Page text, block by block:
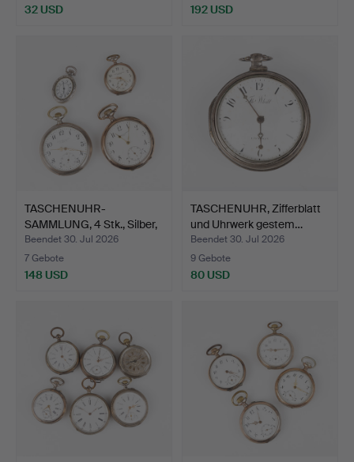
32 USD 192 USD
TASCHENUHR-
SAMMLUNG, 4 Stk., Silber,
Uhrma…
Beendet 30. Jul 2026
7 Gebote
148 USD
TASCHENUHR, Zifferblatt
und Uhrwerk gestem…
Beendet 30. Jul 2026
9 Gebote
80 USD